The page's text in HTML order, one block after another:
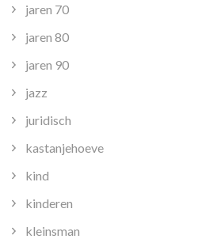
jaren 70
jaren 80
jaren 90
jazz
juridisch
kastanjehoeve
kind
kinderen
kleinsman